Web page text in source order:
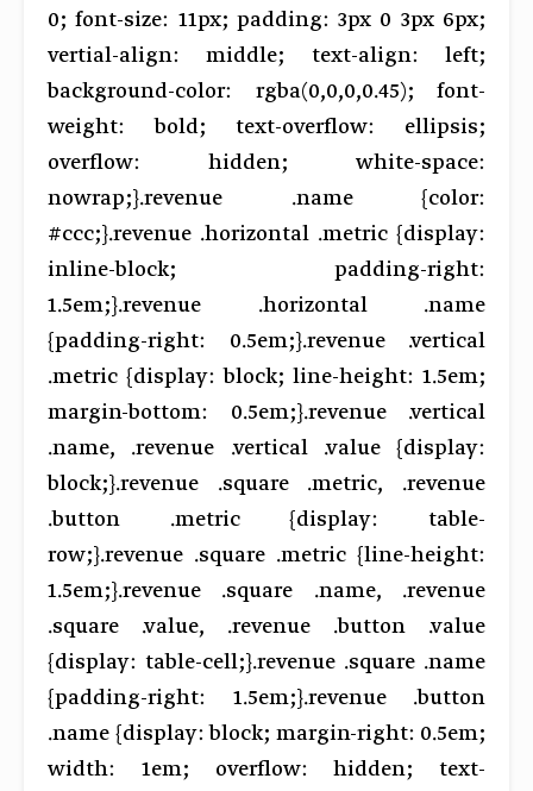
0; font-size: 11px; padding: 3px 0 3px 6px;
vertial-align: middle; text-align: left;
background-color: rgba(0,0,0,0.45); font-
weight: bold; text-overflow: ellipsis;
overflow: hidden; white-space:
nowrap;}.revenue .name {color:
#ccc;}.revenue .horizontal .metric {display:
inline-block; padding-right:
1.5em;}.revenue .horizontal .name
{padding-right: 0.5em;}.revenue .vertical
.metric {display: block; line-height: 1.5em;
margin-bottom: 0.5em;}.revenue .vertical
.name, .revenue .vertical .value {display:
block;}.revenue .square .metric, .revenue
.button .metric {display: table-
row;}.revenue .square .metric {line-height:
1.5em;}.revenue .square .name, .revenue
.square .value, .revenue .button .value
{display: table-cell;}.revenue .square .name
{padding-right: 1.5em;}.revenue .button
.name {display: block; margin-right: 0.5em;
width: 1em; overflow: hidden; text-